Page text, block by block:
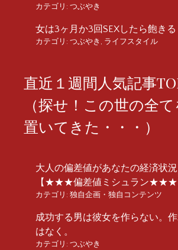
カテゴリ: つぶやき
女は3ヶ月か3回SEXしたら飽きる
カテゴリ: つぶやき ライフスタイル
直近１週間人気記事
（探せ！この世の全
置いてきた・・・）
大人の偏差値があなたの経済状
【★★★偏差値ミシュラン★★★
カテゴリ: 独自企画・独自コンテンツ
成功する男は彼女を作らない。
はなく。
カテゴリ: つぶやき